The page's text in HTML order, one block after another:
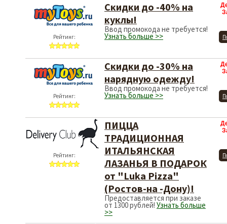
Рейтинг:
Скидки до -40% на
куклы!
Ввод промокода не требуется!
Узнать больше >>
Рейтинг:
Скидки до -30% на
нарядную одежду!
Ввод промокода не требуется!
Узнать больше >>
Рейтинг:
ПИЦЦА
ТРАДИЦИОННАЯ
ИТАЛЬЯНСКАЯ
ЛАЗАНЬЯ В ПОДАРОК
от "Luka Pizza"
(Ростов-на -Дону)!
Предоставляется при заказе
от 1300 рублей! Узнать больше
>>